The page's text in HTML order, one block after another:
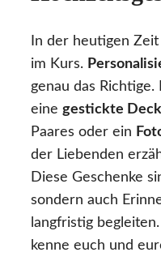
In der heutigen
im Kurs.
genau das Richtige.
eine gestickte
Paares oder ein
der Liebenden
Diese Geschenke
sondern auch
langfristig
kenne euch und